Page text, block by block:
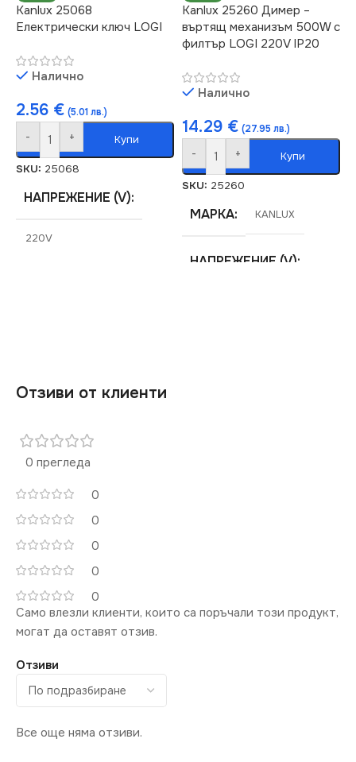
МАРКА KANLUX
КЛЮЧ
МАРКА KANLUX
КОНТАКТ
Kanlux 25068
Електрически ключ LOGI
Налично
2.56 € (5.01 лв.)
- + Купи
SKU: 25068
НАПРЕЖЕНИЕ (V)
220V
МАРКА KANLUX
Kanlux 25260 Димер –
въртящ механизъм 500W с
филтър LOGI 220V IP20
Налично
14.29 € (27.95 лв.)
- + Купи
SKU: 25260
МАРКА KANLUX
НАПРЕЖЕНИЕ (V)
ЦВЯТ Графит
Отзиви от клиенти
0 прегледа
0
0
0
0
0
Отзиви
Все още няма отзиви.
Само влезли клиенти, които са поръчали този продукт,
могат да оставят отзив.